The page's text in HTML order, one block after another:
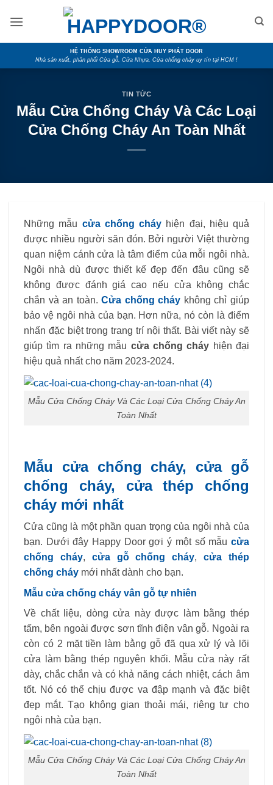
HỆ THỐNG SHOWROOM CỬA HUY PHÁT DOOR
Nhà sản xuất, phân phối Cửa gỗ, Cửa Nhựa, Cửa chống cháy uy tín tại HCM !
TIN TỨC
Mẫu Cửa Chống Cháy Và Các Loại
Cửa Chống Cháy An Toàn Nhất
Những mẫu cửa chống cháy hiện đại, hiệu quả
được nhiều người săn đón. Bởi người Việt thường
quan niệm cánh cửa là tâm điểm của mỗi ngôi nhà.
Ngôi nhà dù được thiết kế đẹp đến đâu cũng sẽ
không được đánh giá cao nếu cửa không chắc
chắn và an toàn.Cửa chống cháy không chỉ giúp
bảo vệ ngôi nhà của bạn. Hơn nữa, nó còn là điểm
nhấn đặc biệt trong trang trí nội thất. Bài viết này sẽ
giúp tìm ra những mẫu cửa chống cháy hiện đại
hiệu quả nhất cho năm 2023-2024.
Mẫu Cửa Chống Cháy Và Các Loại Cửa Chống Cháy An
Toàn Nhất
Mẫu cửa chống cháy, cửa gỗ
chống cháy, cửa thép chống
cháy mới nhất
Cửa cũng là một phần quan trọng của ngôi nhà của
bạn. Dưới đây Happy Door gợi ý một số mẫu cửa
chống cháy, cửa gỗ chống cháy,cửa thép
chống cháy mới nhất dành cho bạn.
Mẫu cửa chống cháy vân gỗ tự nhiên
Về chất liệu, dòng cửa này được làm bằng thép
tấm, bên ngoài được sơn tĩnh điện vân gỗ. Ngoài ra
còn có 2 mặt tiền làm bằng gỗ đã qua xử lý và lõi
cửa làm bằng thép nguyên khối. Mẫu cửa này rất
dày, chắc chắn và có khả năng cách nhiệt, cách âm
tốt. Nó có thể chịu được va đập mạnh và đặc biệt
đẹp mắt. Tạo không gian thoải mái, riêng tư cho
ngôi nhà của bạn.
Mẫu Cửa Chống Cháy Và Các Loại Cửa Chống Cháy An
Toàn Nhất